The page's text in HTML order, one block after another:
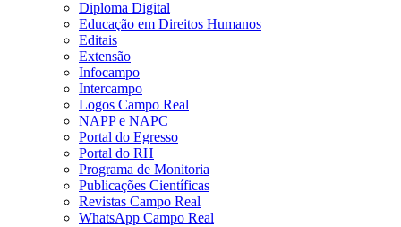
Diploma Digital
Educação em Direitos Humanos
Editais
Extensão
Infocampo
Intercampo
Logos Campo Real
NAPP e NAPC
Portal do Egresso
Portal do RH
Programa de Monitoria
Publicações Científicas
Revistas Campo Real
WhatsApp Campo Real